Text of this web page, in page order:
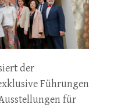
der
Führungen
für